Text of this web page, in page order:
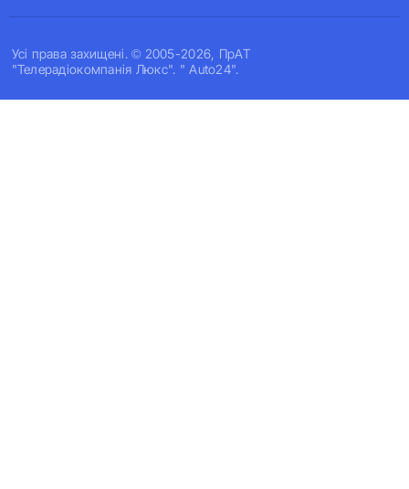
Усi права захищенi. © 2005-2026, ПрАТ
"Телерадіокомпанія Люкс". " Auto24".